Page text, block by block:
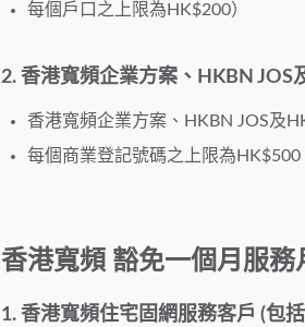
每個戶口之上限為HK$200）
2. 香港寬頻企業方案、HKBN JOS
香港寬頻企業方案、HKBN JOS及
每個商業登記號碼之上限為HK$500
香港寬頻 豁免一個月服務
1. 香港寬頻住宅固網服務客戶 (包